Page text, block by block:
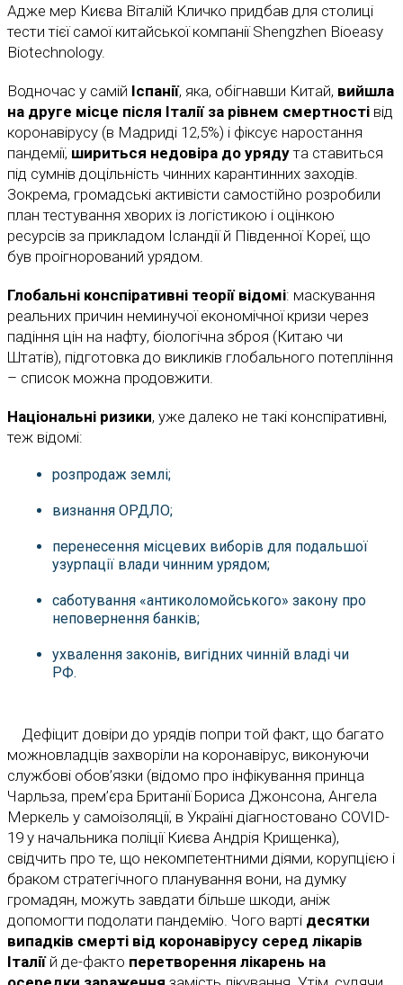
Адже мер Києва Віталій Кличко придбав для столиці
тести тієї самої китайської компанії Shengzhen Bioeasy
Biotechnology.
Водночас у самій Іспанії, яка, обігнавши Китай, вийшла
на друге місце після Італії за рівнем смертності від
коронавірусу (в Мадриді 12,5%) і фіксує наростання
пандемії, шириться недовіра до урядута ставиться
під сумнів доцільність чинних карантинних заходів.
Зокрема, громадські активісти самостійно розробили
план тестування хворих із логістикою і оцінкою
ресурсів за прикладом Ісландії й Південної Кореї, що
був проігнорований урядом.
Глобальні конспіративні теорії відомі: маскування
реальних причин неминучої економічної кризи через
падіння цін на нафту, біологічна зброя (Китаю чи
Штатів), підготовка до викликів глобального потепління
– список можна продовжити.
Національні ризики, уже далеко не такі конспіративні,
теж відомі:
розпродаж землі;
визнання ОРДЛО;
перенесення місцевих виборів для подальшої
узурпації влади чинним урядом;
саботування «антиколомойського» закону про
неповернення банків;
ухвалення законів, вигідних чинній владі чи
РФ.
Дефіцит довіри до урядів попри той факт, що багато
можновладців захворіли на коронавірус, виконуючи
службові обов’язки (відомо про інфікування принца
Чарльза, прем’єра Британії Бориса Джонсона, Ангела
Меркель у самоізоляції, в Україні діагностовано COVID-
19 у начальника поліції Києва Андрія Крищенка),
свідчить про те, що некомпетентними діями, корупцією і
браком стратегічного планування вони, на думку
громадян, можуть завдати більше шкоди, аніж
допомогти подолати пандемію. Чого варті десятки
випадків смерті від коронавірусу серед лікарів
Італії й де-факто перетворення лікарень на